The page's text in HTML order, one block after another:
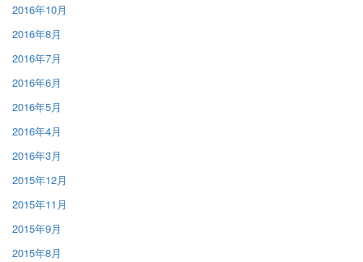
2016年10月
2016年8月
2016年7月
2016年6月
2016年5月
2016年4月
2016年3月
2015年12月
2015年11月
2015年9月
2015年8月